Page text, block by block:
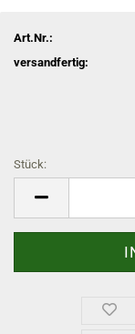
Art.Nr.:
versandfertig:
Stück: